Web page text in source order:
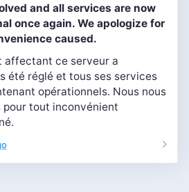
and all services are now
once again. We apologize for
caused.
affectant ce serveur a
été réglé et tous ses services
opérationnels. Nous nous
pour tout inconvénient